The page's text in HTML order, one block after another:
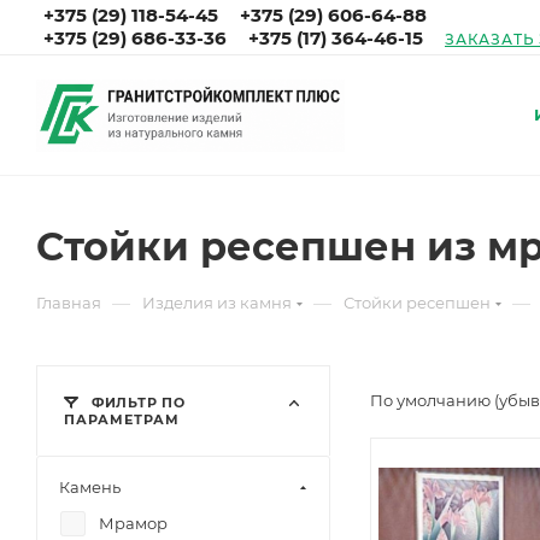
+375 (29) 118-54-45
+375 (29) 606-64-88
+375 (29) 686-33-36
+375 (17) 364-46-15
Стойки ресепшен из
Главная — Изделия из камня — Стойки ресепшен —
По умолчанию
ФИЛЬТР ПО
ПАРАМЕТРАМ
Камень
Мрамор